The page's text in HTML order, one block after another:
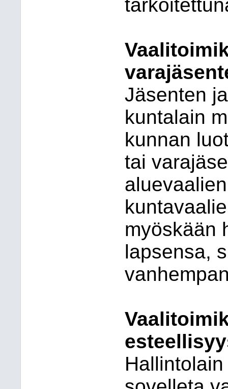
Jäsenten
kuntalain
kunnan
tai
myöskään
lapsensa,